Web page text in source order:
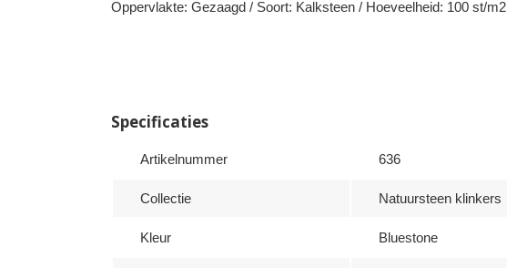
Oppervlakte: Gezaagd / Soort: Kalksteen / Hoeveelheid: 100 st/m2
Specificaties
Artikelnummer 636
Collectie Natuursteen klinkers
Kleur Bluestone